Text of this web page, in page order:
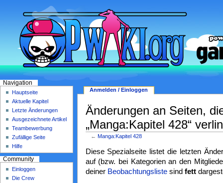
Änderungen an Seiten,
„Manga:Kapitel 428“
← Manga:Kapitel 428
Diese Spezialseite listet die letzten
auf (bzw. bei Kategorien an den
deiner Beobachtungslistesind fett
Anmelden / Einloggen
Navigation
Hauptseite
Aktuelle Kapitel
Letzte Änderungen
Ausgezeichnete Artikel
Teambewerbung
Zufällige Seite
Hilfe
Community
Einloggen
Die Crew